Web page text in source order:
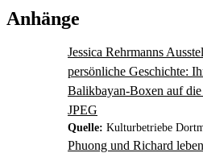
Anhänge
Jessica Rehrmanns
persönliche Geschichte:
Balikbayan-Boxen auf
JPEG
Quelle: Kulturbetriebe
Phuong und Richard